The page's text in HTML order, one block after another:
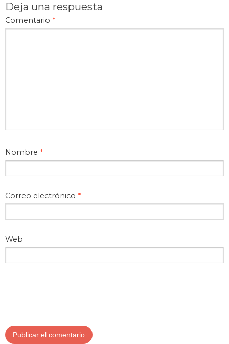
Deja una respuesta
Comentario *
Nombre *
Correo electrónico *
Web